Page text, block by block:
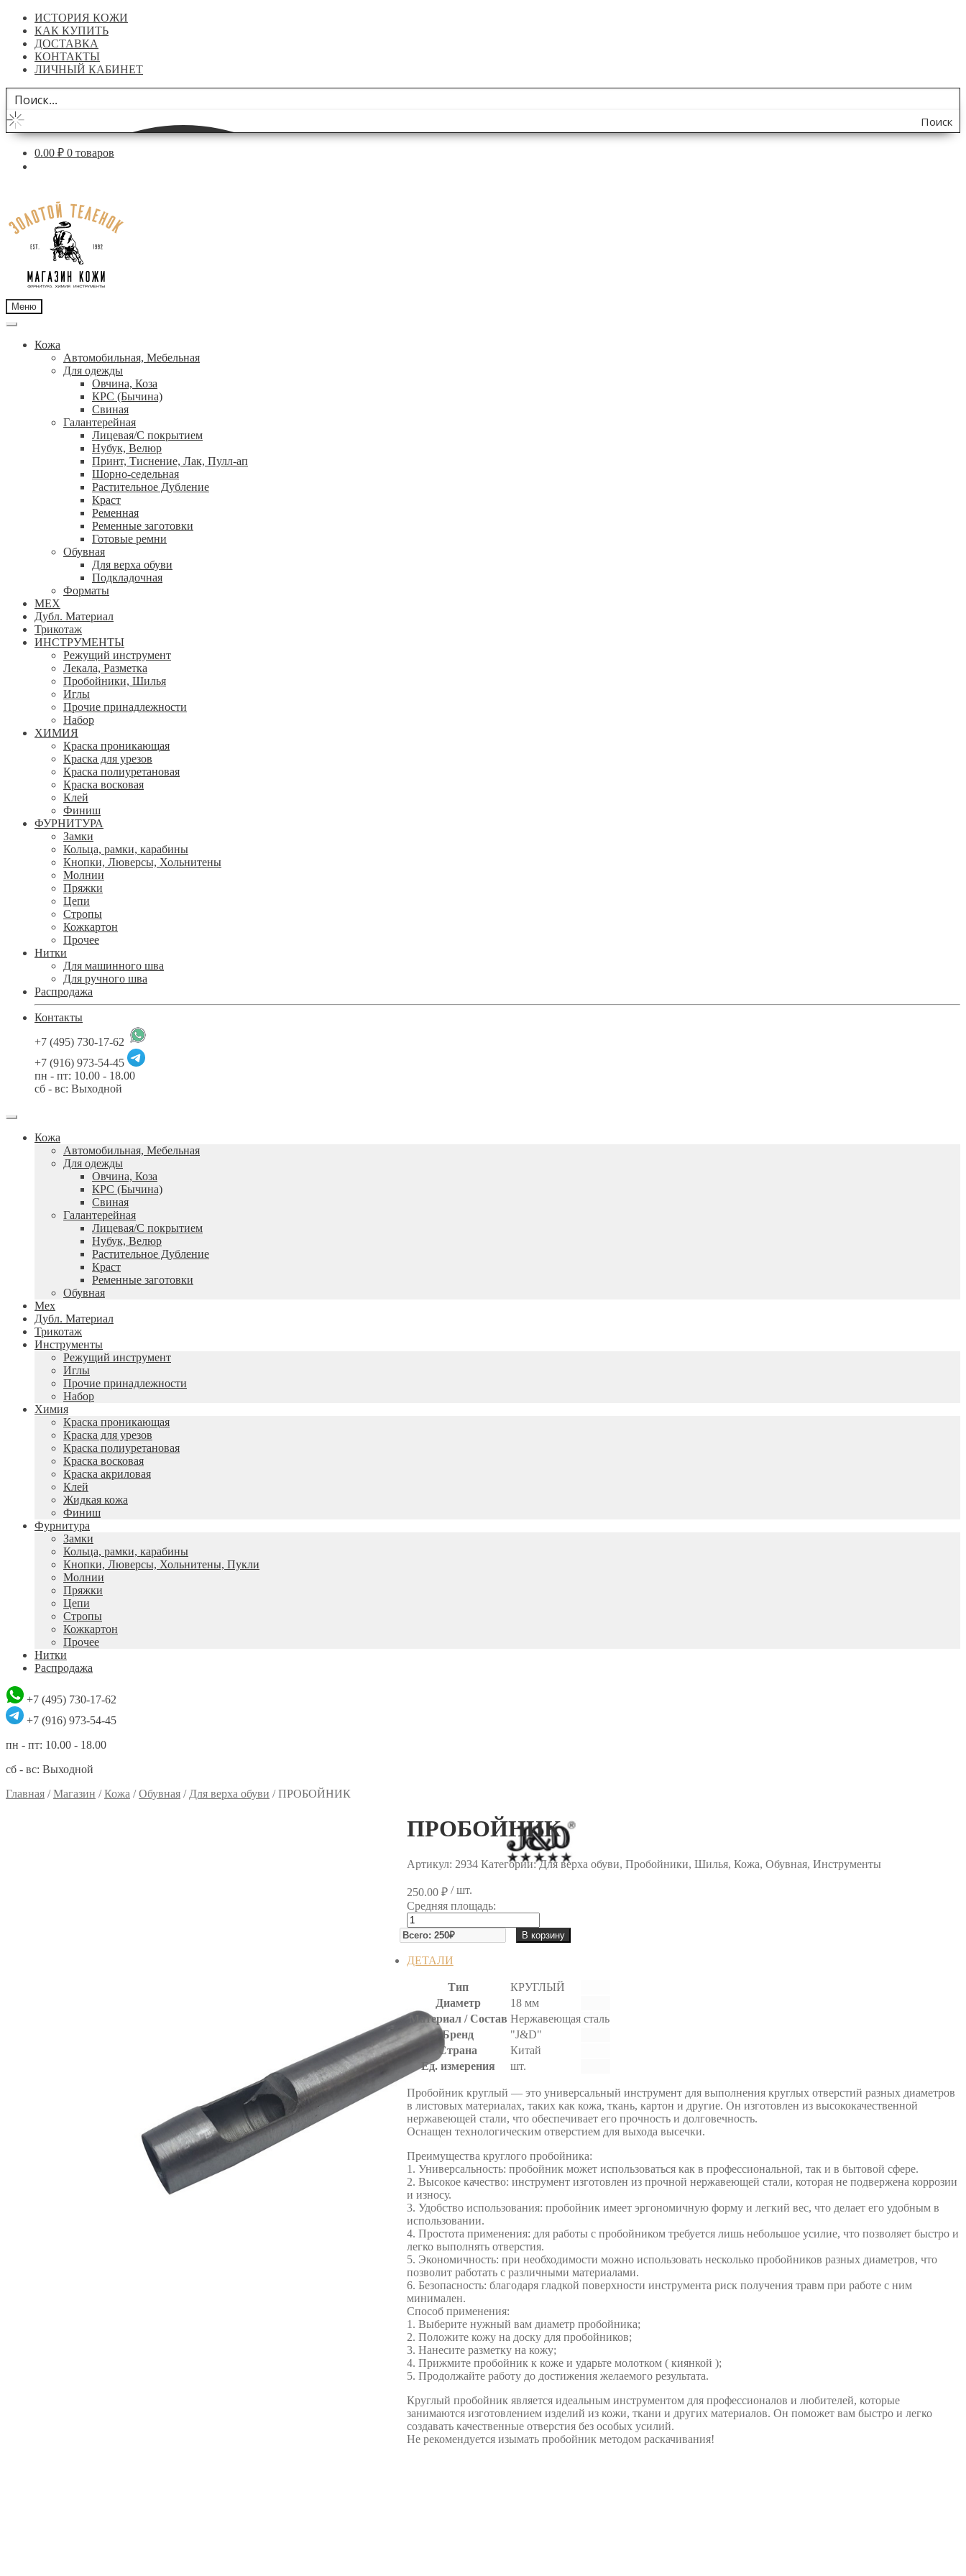
ИСТОРИЯ КОЖИ
КАК КУПИТЬ
ДОСТАВКА
КОНТАКТЫ
ЛИЧНЫЙ КАБИНЕТ
Поиск
по
0.00 ₽ 0 товаров
навигации
содержимому
Меню
Кожа
Автомобильная, Мебельная
Для одежды
Овчина, Коза
КРС (Бычина)
Свиная
Галантерейная
Лицевая/С покрытием
Нубук, Велюр
Принт, Тиснение, Лак, Пулл-ап
Шорно-седельная
Растительное Дубление
Краст
Ременная
Ременные заготовки
Готовые ремни
Обувная
Для верха обуви
Подкладочная
Форматы
МЕХ
Дубл. Материал
Трикотаж
ИНСТРУМЕНТЫ
Режущий инструмент
Лекала, Разметка
Пробойники, Шилья
Иглы
Прочие принадлежности
Набор
ХИМИЯ
Краска проникающая
Краска для урезов
Краска полиуретановая
Краска восковая
Клей
Финиш
ФУРНИТУРА
Замки
Кольца, рамки, карабины
Кнопки, Люверсы, Хольнитены
Молнии
Пряжки
Цепи
Стропы
Кожкартон
Прочее
Нитки
Для машинного шва
Для ручного шва
Распродажа
Контакты
+7 (495) 730-17-62
+7 (916) 973-54-45
пн - пт: 10.00 - 18.00
сб - вс: Выходной
Кожа
Автомобильная, Мебельная
Для одежды
Овчина, Коза
КРС (Бычина)
Свиная
Галантерейная
Лицевая/С покрытием
Нубук, Велюр
Растительное Дубление
Краст
Ременные заготовки
Обувная
Мех
Дубл. Материал
Трикотаж
Инструменты
Режущий инструмент
Иглы
Прочие принадлежности
Набор
Химия
Краска проникающая
Краска для урезов
Краска полиуретановая
Краска восковая
Краска акриловая
Клей
Жидкая кожа
Финиш
Фурнитура
Замки
Кольца, рамки, карабины
Кнопки, Люверсы, Хольнитены, Пукли
Молнии
Пряжки
Цепи
Стропы
Кожкартон
Прочее
Нитки
Распродажа
+7 (495) 730-17-62
+7 (916) 973-54-45
пн - пт: 10.00 - 18.00
сб - вс: Выходной
Главная /Магазин /Кожа /Обувная / Для верха обуви /ПРОБОЙНИК
ПРОБОЙНИК
Артикул: 2934 Категории: Для верха обуви, Пробойники, Шилья, Кожа, Обувная, Инструменты
250.00 ₽/ шт.
Средняя площадь:
Количество
товара
ПРОБОЙНИК
В корзину
ДЕТАЛИ
Тип
КРУГЛЫЙ
Диаметр
18 мм
Материал / Состав Нержавеющая сталь
Бренд
"J&D"
Страна
Китай
Ед. измерения
шт.
Пробойник круглый — это универсальный инструмент для выполнения круглых отверстий разных диаметров
в листовых материалах, таких как кожа, ткань, картон и другие. Он изготовлен из высококачественной
нержавеющей стали, что обеспечивает его прочность и долговечность.
Оснащен технологическим отверстием для выхода высечки.
Преимущества круглого пробойника:
1. Универсальность: пробойник может использоваться как в профессиональной, так и в бытовой сфере.
2. Высокое качество: инструмент изготовлен из прочной нержавеющей стали, которая не подвержена коррозии
и износу.
3. Удобство использования: пробойник имеет эргономичную форму и легкий вес, что делает его удобным в
использовании.
4. Простота применения: для работы с пробойником требуется лишь небольшое усилие, что позволяет быстро и
легко выполнять отверстия.
5. Экономичность: при необходимости можно использовать несколько пробойников разных диаметров, что
позволит работать с различными материалами.
6. Безопасность: благодаря гладкой поверхности инструмента риск получения травм при работе с ним
минимален.
Способ применения:
1. Выберите нужный вам диаметр пробойника;
2. Положите кожу на доску для пробойников;
3. Нанесите разметку на кожу;
4. Прижмите пробойник к коже и ударьте молотком ( киянкой );
5. Продолжайте работу до достижения желаемого результата.
Круглый пробойник является идеальным инструментом для профессионалов и любителей, которые
занимаются изготовлением изделий из кожи, ткани и других материалов. Он поможет вам быстро и легко
создавать качественные отверстия без особых усилий.
Не рекомендуется изымать пробойник методом раскачивания!